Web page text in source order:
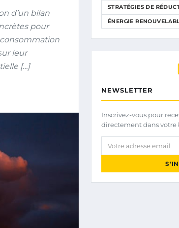
d’un bilan
pour
leur
[…]
STRATÉGIES DE
ÉNERGIE
NEWSLETTER
Inscrivez-vous pour
directement dans votre
Votre adresse email